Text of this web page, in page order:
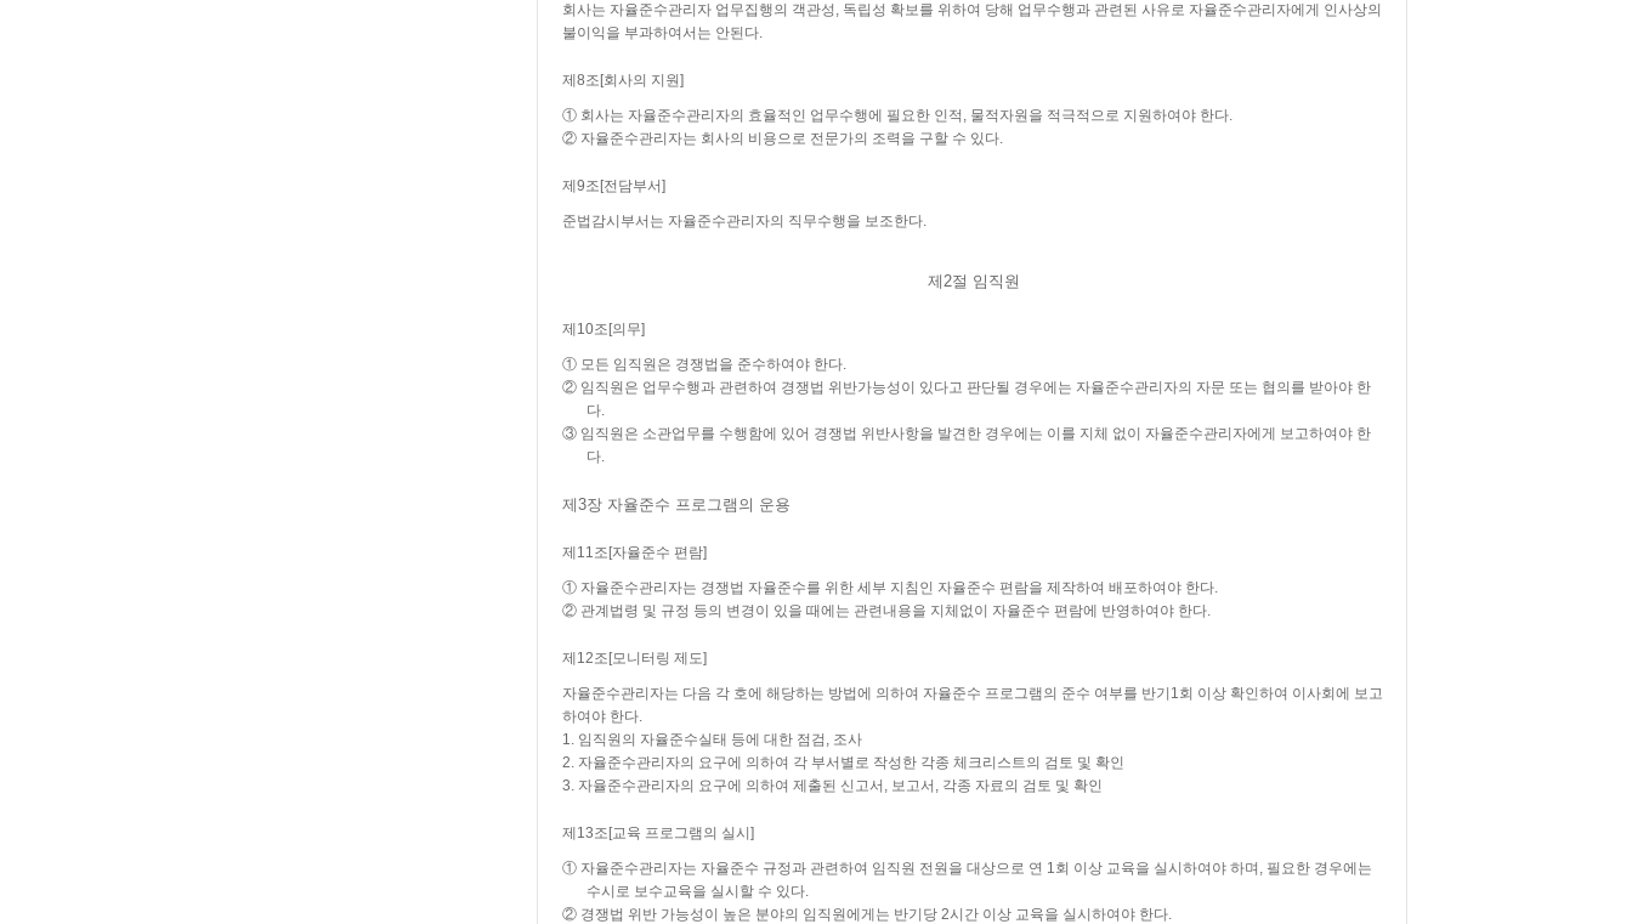
회사는 자율준수관리자 업무집행의 객관성, 독립성 확보를 위하여 당해 업무수행과 관련된 사유로 자율준수관리자에게 인사상의
불이익을 부과하여서는 안된다.
제8조[회사의 지원]
① 회사는 자율준수관리자의 효율적인 업무수행에 필요한 인적, 물적자원을 적극적으로 지원하여야 한다.
② 자율준수관리자는 회사의 비용으로 전문가의 조력을 구할 수 있다.
제9조[전담부서]
준법감시부서는 자율준수관리자의 직무수행을 보조한다.
제2절 임직원
제10조[의무]
① 모든 임직원은 경쟁법을 준수하여야 한다.
② 임직원은 업무수행과 관련하여 경쟁법 위반가능성이 있다고 판단될 경우에는 자율준수관리자의 자문 또는 협의를 받아야 한
다.
③ 임직원은 소관업무를 수행함에 있어 경쟁법 위반사항을 발견한 경우에는 이를 지체 없이 자율준수관리자에게 보고하여야 한
다.
제3장 자율준수 프로그램의 운용
제11조[자율준수 편람]
① 자율준수관리자는 경쟁법 자율준수를 위한 세부 지침인 자율준수 편람을 제작하여 배포하여야 한다.
② 관계법령 및 규정 등의 변경이 있을 때에는 관련내용을 지체없이 자율준수 편람에 반영하여야 한다.
제12조[모니터링 제도]
자율준수관리자는 다음 각 호에 해당하는 방법에 의하여 자율준수 프로그램의 준수 여부를 반기1회 이상 확인하여 이사회에 보고
하여야 한다.
1. 임직원의 자율준수실태 등에 대한 점검, 조사
2. 자율준수관리자의 요구에 의하여 각 부서별로 작성한 각종 체크리스트의 검토 및 확인
3. 자율준수관리자의 요구에 의하여 제출된 신고서, 보고서, 각종 자료의 검토 및 확인
제13조[교육 프로그램의 실시]
① 자율준수관리자는 자율준수 규정과 관련하여 임직원 전원을 대상으로 연 1회 이상 교육을 실시하여야 하며, 필요한 경우에는
수시로 보수교육을 실시할 수 있다.
② 경쟁법 위반 가능성이 높은 분야의 임직원에게는 반기당 2시간 이상 교육을 실시하여야 한다.